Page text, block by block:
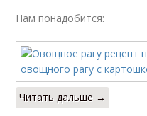
Салат из спаржевой
фасоли
Нам понадобится:
Читать дальше →